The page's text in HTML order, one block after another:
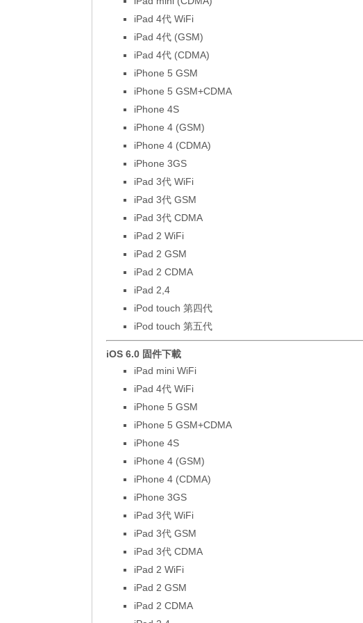
iPad 4代 WiFi
iPad 4代 (GSM)
iPad 4代 (CDMA)
iPhone 5 GSM
iPhone 5 GSM+CDMA
iPhone 4S
iPhone 4 (GSM)
iPhone 4 (CDMA)
iPhone 3GS
iPad 3代 WiFi
iPad 3代 GSM
iPad 3代 CDMA
iPad 2 WiFi
iPad 2 GSM
iPad 2 CDMA
iPad 2,4
iPod touch 第四代
iPod touch 第五代
iOS 6.0 固件下載
iPad mini WiFi
iPad 4代 WiFi
iPhone 5 GSM
iPhone 5 GSM+CDMA
iPhone 4S
iPhone 4 (GSM)
iPhone 4 (CDMA)
iPhone 3GS
iPad 3代 WiFi
iPad 3代 GSM
iPad 3代 CDMA
iPad 2 WiFi
iPad 2 GSM
iPad 2 CDMA